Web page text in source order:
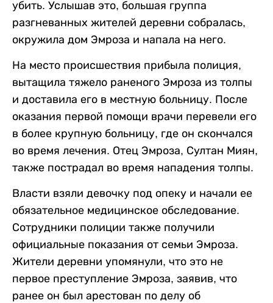
убить. Услышав это, большая группа
разгневанных жителей деревни собралась,
окружила дом Эмроза и напала на него.
На место происшествия прибыла полиция,
вытащила тяжело раненого Эмроза из толпы
и доставила его в местную больницу. После
оказания первой помощи врачи перевели его
в более крупную больницу, где он скончался
во время лечения. Отец Эмроза, Султан Миян,
также пострадал во время нападения толпы.
Власти взяли девочку под опеку и начали ее
обязательное медицинское обследование.
Сотрудники полиции также получили
официальные показания от семьи Эмроза.
Жители деревни упомянули, что это не
первое преступление Эмроза, заявив, что
ранее он был арестован по делу об